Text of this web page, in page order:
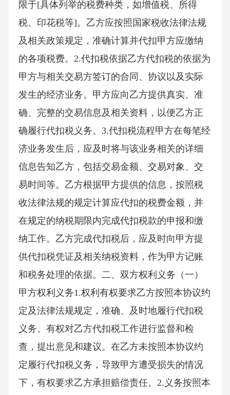
限于[具体列举的税费种类，如增值税、所得
税、印花税等]。乙方应按照国家税收法律法规
及相关政策规定，准确计算并代扣甲方应缴纳
的各项税费。2.代扣税依据乙方代扣税的依据为
甲方与相关交易方签订的合同、协议以及实际
发生的经济业务。甲方应向乙方提供真实、准
确、完整的交易信息及相关资料，以便乙方正
确履行代扣税义务。3.代扣税流程甲方在每笔经
济业务发生后，应及时将与该业务相关的详细
信息告知乙方，包括交易金额、交易对象、交
易时间等。乙方根据甲方提供的信息，按照税
收法律法规的规定计算应代扣的税费金额，并
在规定的纳税期限内完成代扣税款的申报和缴
纳工作。乙方完成代扣税后，应及时向甲方提
供代扣税凭证及相关纳税资料，作为甲方记账
和税务处理的依据。二、双方权利义务（一）
甲方权利义务1.权利有权要求乙方按照本协议约
定及法律法规规定，准确、及时地履行代扣税
义务。有权对乙方代扣税工作进行监督和检
查，提出意见和建议。在乙方未按照本协议约
定履行代扣税义务，导致甲方遭受损失的情况
下，有权要求乙方承担赔偿责任。2.义务按照本